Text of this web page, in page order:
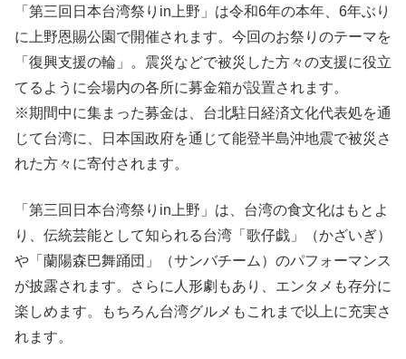
「第三回日本台湾祭りin上野」は令和6年の本年、6年ぶり
に上野恩賜公園で開催されます。今回のお祭りのテーマを
「復興支援の輪」。震災などで被災した方々の支援に役立
てるように会場内の各所に募金箱が設置されます。
※期間中に集まった募金は、台北駐日経済文化代表処を通
じて台湾に、日本国政府を通じて能登半島沖地震で被災さ
れた方々に寄付されます。
「第三回日本台湾祭りin上野」は、台湾の食文化はもとよ
り、伝統芸能として知られる台湾「歌仔戯」（かざいぎ）
や「蘭陽森巴舞踊団」（サンバチーム）のパフォーマンス
が披露されます。さらに人形劇もあり、エンタメも存分に
楽しめます。もちろん台湾グルメもこれまで以上に充実さ
れます。